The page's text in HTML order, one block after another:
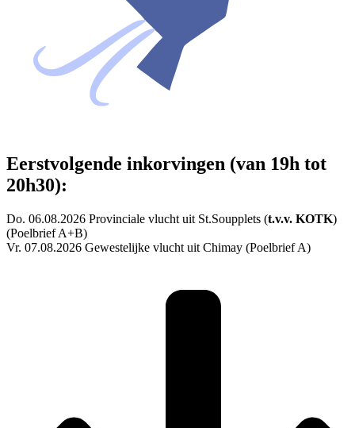
Eerstvolgende inkorvingen (van 19h tot
20h30):
Do. 06.08.2026 Provinciale vlucht uit St.Soupplets (t.v.v. KOTK)
(Poelbrief A+B)
Vr. 07.08.2026 Gewestelijke vlucht uit Chimay (Poelbrief A)